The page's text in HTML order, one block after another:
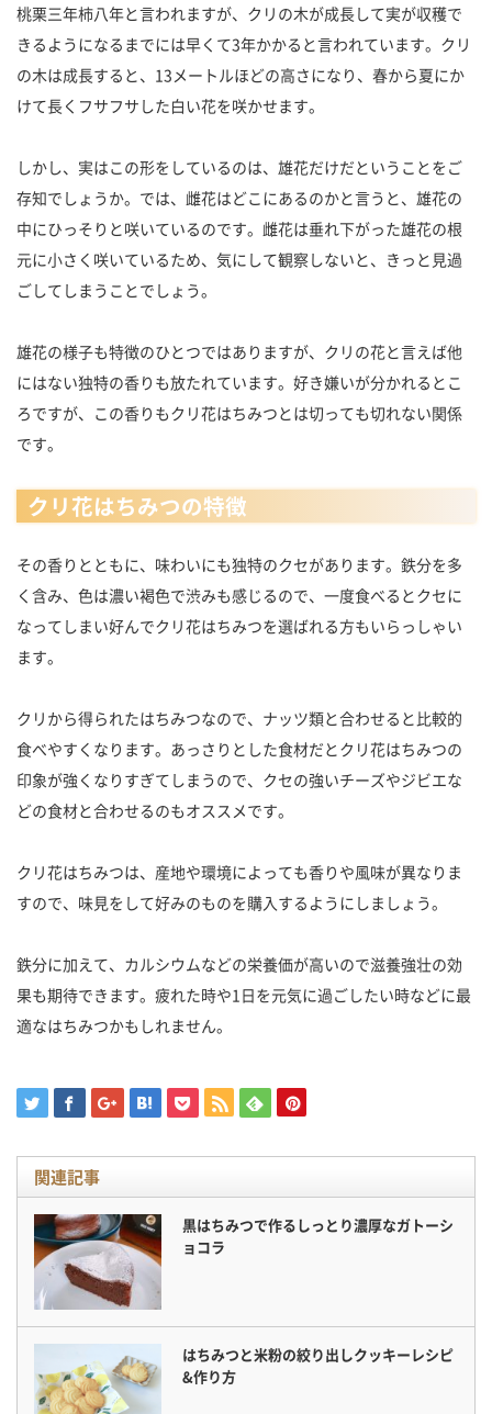
桃栗三年柿八年と言われますが、クリの木が成長して実が収穫で
きるようになるまでには早くて3年かかると言われています。クリ
の木は成長すると、13メートルほどの高さになり、春から夏にか
けて長くフサフサした白い花を咲かせます。
しかし、実はこの形をしているのは、雄花だけだということをご
存知でしょうか。では、雌花はどこにあるのかと言うと、雄花の
中にひっそりと咲いているのです。雌花は垂れ下がった雄花の根
元に小さく咲いているため、気にして観察しないと、きっと見過
ごしてしまうことでしょう。
雄花の様子も特徴のひとつではありますが、クリの花と言えば他
にはない独特の香りも放たれています。好き嫌いが分かれるとこ
ろですが、この香りもクリ花はちみつとは切っても切れない関係
です。
クリ花はちみつの特徴
その香りとともに、味わいにも独特のクセがあります。鉄分を多
く含み、色は濃い褐色で渋みも感じるので、一度食べるとクセに
なってしまい好んでクリ花はちみつを選ばれる方もいらっしゃい
ます。
クリから得られたはちみつなので、ナッツ類と合わせると比較的
食べやすくなります。あっさりとした食材だとクリ花はちみつの
印象が強くなりすぎてしまうので、クセの強いチーズやジビエな
どの食材と合わせるのもオススメです。
クリ花はちみつは、産地や環境によっても香りや風味が異なりま
すので、味見をして好みのものを購入するようにしましょう。
鉄分に加えて、カルシウムなどの栄養価が高いので滋養強壮の効
果も期待できます。疲れた時や1日を元気に過ごしたい時などに最
適なはちみつかもしれません。
関連記事
黒はちみつで作るしっとり濃厚なガトーシ
ョコラ
はちみつと米粉の絞り出しクッキーレシピ
&作り方